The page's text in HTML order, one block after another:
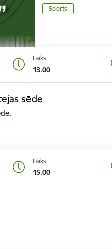
Sports
Laiks
13.00
sēde
Laiks
15.00